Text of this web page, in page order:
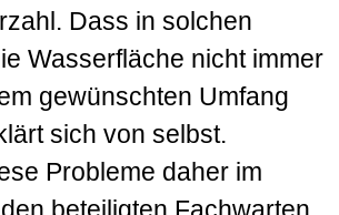
Dass in solchen
Wasserfläche nicht immer
gewünschten Umfang
sich von selbst.
Probleme daher im